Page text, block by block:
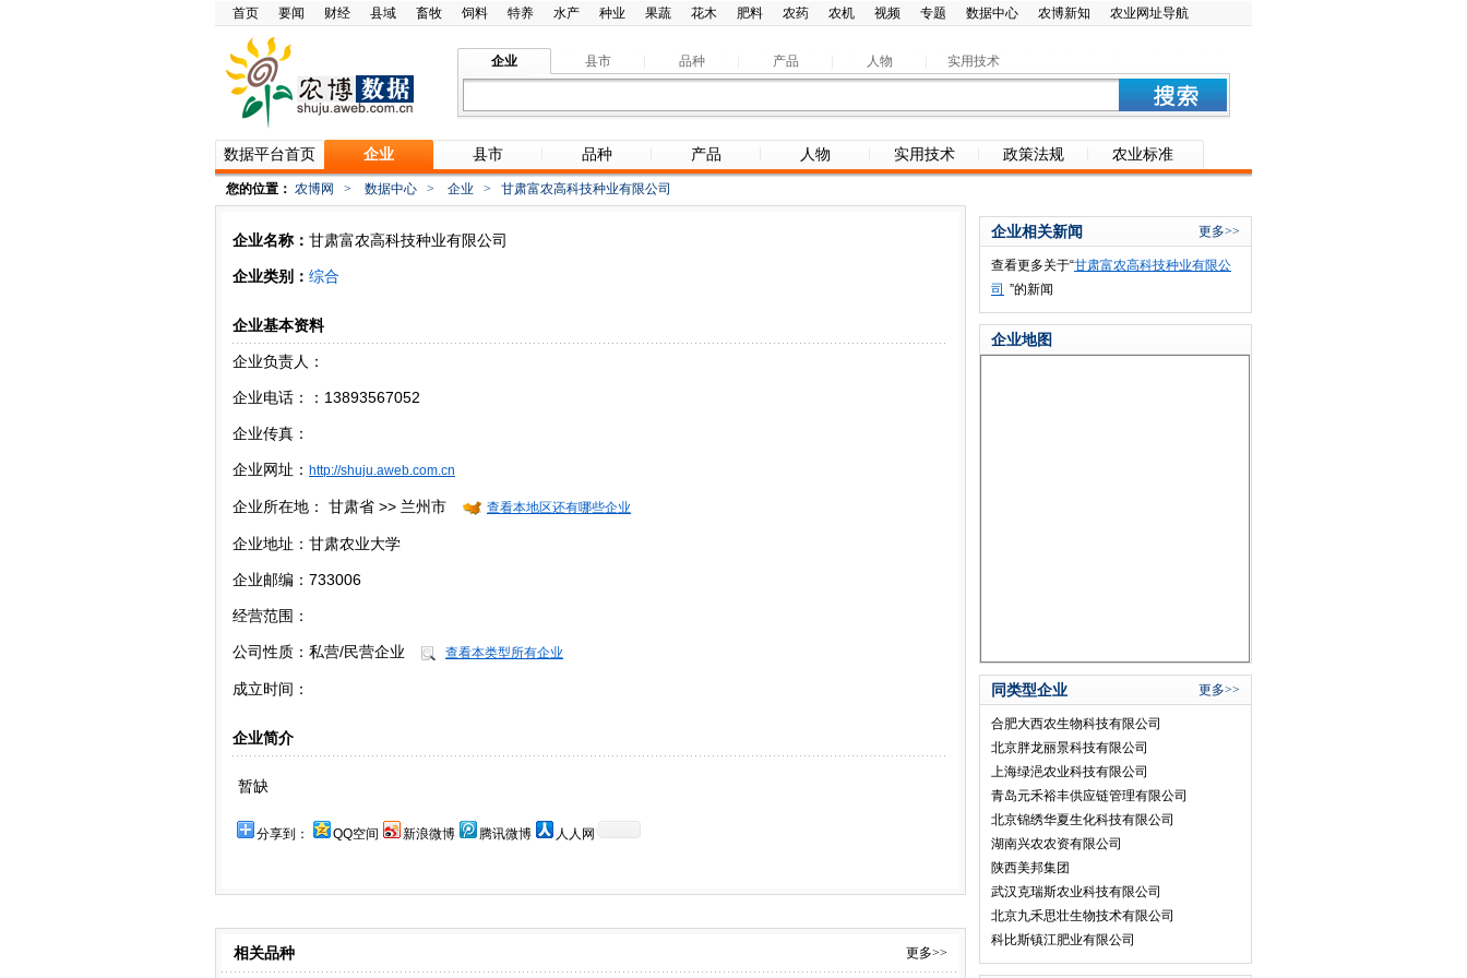
首页 要闻 财经 县域 畜牧 饲料 特养 水产 种业 果蔬 花木 肥料 农药 农机 视频 专题 数据中心 农博新知 农业网址导航
企业 县市 品种 产品 人物 实用技术
数据平台首页 企业 县市 品种 产品 人物 实用技术 政策法规 农业标准
您的位置： 农博网 > 数据中心 > 企业 > 甘肃富农高科技种业有限公司
企业名称： 甘肃富农高科技种业有限公司
企业类别： 综合
企业基本资料
企业负责人：
企业电话：：13893567052
企业传真：
企业网址： http://shuju.aweb.com.cn
企业所在地： 甘肃省 >> 兰州市 查看本地区还有哪些企业
企业地址：甘肃农业大学
企业邮编：733006
经营范围：
公司性质： 私营/民营企业 查看本类型所有企业
成立时间：
企业简介
暂缺
分享到： QQ空间 新浪微博 腾讯微博 人人网
相关品种 更多>>
企业相关新闻 更多>>
查看更多关于“甘肃富农高科技种业有限公
司 ”的新闻
企业地图
同类型企业 更多>>
合肥大西农生物科技有限公司
北京胖龙丽景科技有限公司
上海绿浥农业科技有限公司
青岛元禾裕丰供应链管理有限公司
北京锦绣华夏生化科技有限公司
湖南兴农农资有限公司
陕西美邦集团
武汉克瑞斯农业科技有限公司
北京九禾思壮生物技术有限公司
科比斯镇江肥业有限公司